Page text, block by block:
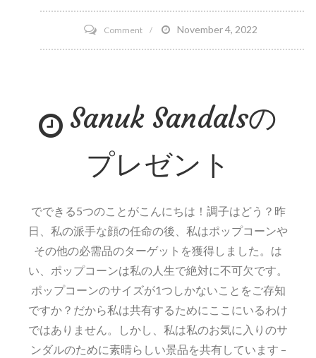
Commenton
サ
テ
ハ
フ
マ
ソ
ン
エ
キ
ス
November 4, 2022
Sanuk Sandalsの
プレゼント
でできる5つのことがこんにちは！調子はどう？昨
日、私の派手な顔の任命の後、私はポップコーンや
その他の必需品のターゲットを獲得しました。は
い、ポップコーンは私の人生で絶対に不可欠です。
ポップコーンのサイズが1つしかないことをご存知
ですか？だから私は共有するためにここにいるわけ
ではありません。しかし、私は私のお気に入りのサ
ンダルのために素晴らしい景品を共有しています –